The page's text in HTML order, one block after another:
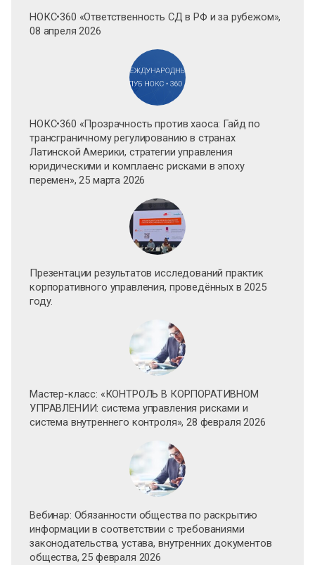
НОКС•360 «Ответственность СД в РФ и за рубежом»,
08 апреля 2026
НОКС•360 «Прозрачность против хаоса: Гайд по
трансграничному регулированию в странах
Латинской Америки, стратегии управления
юридическими и комплаенс рисками в эпоху
перемен», 25 марта 2026
Презентации результатов исследований практик
корпоративного управления, проведённых в 2025
году.
Мастер-класс: «КОНТРОЛЬ В КОРПОРАТИВНОМ
УПРАВЛЕНИИ: система управления рисками и
система внутреннего контроля», 28 февраля 2026
Вебинар: Обязанности общества по раскрытию
информации в соответствии с требованиями
законодательства, устава, внутренних документов
общества, 25 февраля 2026